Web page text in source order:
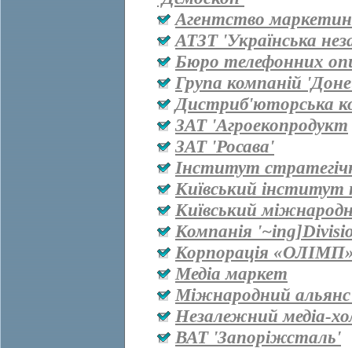
Агентство
АТЗТ 'Українська
Бюро телефонних
Група компаній
Дистриб'юторська
ЗАТ 'Агроекопродукт
ЗАТ 'Росава'
Інститут
Київський інститут
Київський
Компанія
Корпорація
Медіа маркет
Міжнародний
Незалежний медіа-
ВАТ 'Запоріжсталь'